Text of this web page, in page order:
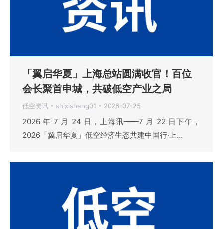
「翼启华夏」上海总站圆满收官！百位
会长聚首申城，共破低空产业之局
低空资讯 shixisheng01 2026-07-25
2026 年 7 月 24 日，上海讯——7 月 22 日下午，
2026「翼启华夏」低空经济生态共建中国行·上…